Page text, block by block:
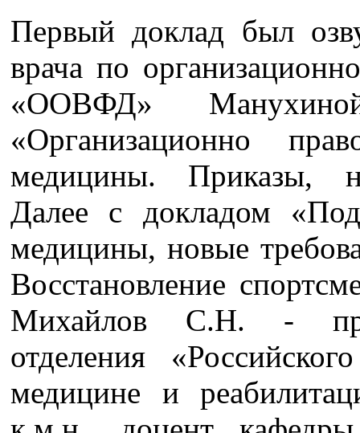
Первый доклад был
врача по
«ООВФД»
«Организационно
медицины. Приказы,
Далее с докладом
медицины, новые
Восстановление
Михайлов С.Н. -
отделения
медицине и